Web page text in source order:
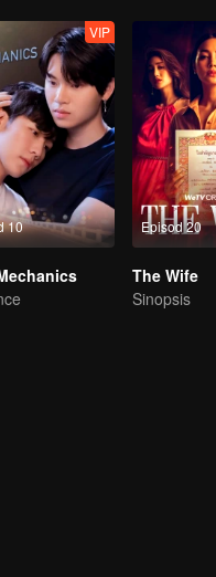
10
VIP
Episod 20
The Wife
Sinopsis